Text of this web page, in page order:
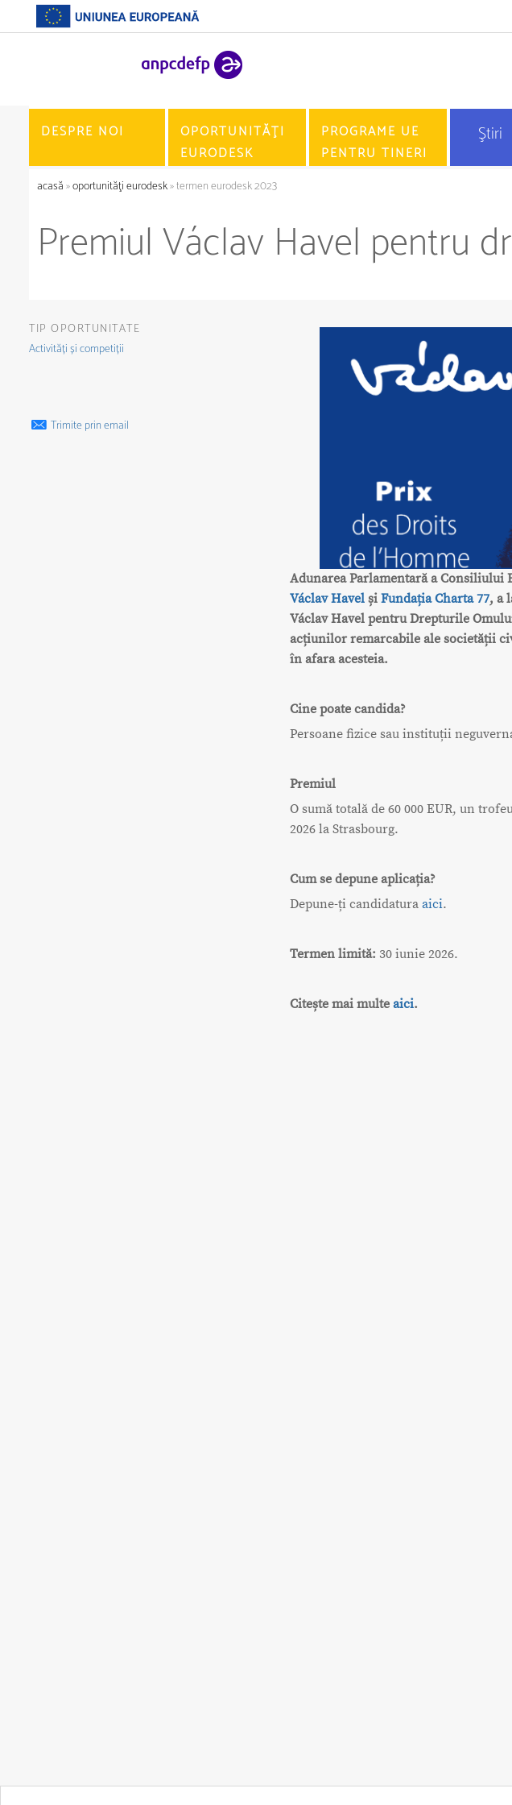
DESPRE NOI
OPORTUNITĂŢI
EURODESK
PROGRAME UE
PENTRU TINERI
Ştiri
acasă»oportunităţi eurodesk» termen eurodesk 2023
Premiul Václav Havel pentru
TIP OPORTUNITATE
Activități și competiții
Trimite prin email
Adunarea Parlamentară a Consiliului
Václav Havel și Fundația Charta 77, a
Václav Havel pentru Drepturile
acțiunilor remarcabile ale societății
în afara acesteia.
Cine poate candida?
Persoane fizice sau instituții
Premiul
O sumă totală de 60 000 EUR, un
2026 la Strasbourg.
Cum se depune aplicația?
Depune-ți candidatura aici.
Termen limită: 30 iunie 2026.
Citește mai multe aici.